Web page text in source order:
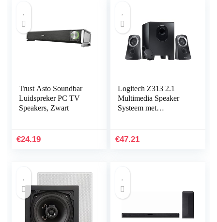
Trust Asto Soundbar
Luidspreker PC TV
Speakers, Zwart
€24.19
Logitech Z313 2.1
Multimedia Speaker
Systeem met
Piekvermogen, Diepe
€47.21